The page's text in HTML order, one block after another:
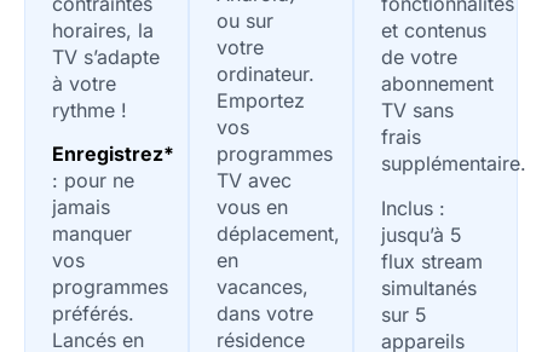
horaires, la
TV s’adapte
à votre
rythme !
Enregistrez*
: pour ne
jamais
manquer
vos
programmes
préférés.
Lancés en
ou sur
votre
ordinateur.
Emportez
vos
programmes
TV avec
vous en
déplacement,
en
vacances,
dans votre
résidence
et contenus
de votre
abonnement
TV sans
frais
supplémentaire.
Inclus :
jusqu’à 5
flux stream
simultanés
sur 5
appareils